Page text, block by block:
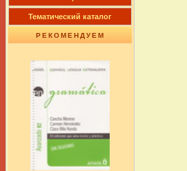
Тематический каталог
РЕКОМЕНДУЕМ